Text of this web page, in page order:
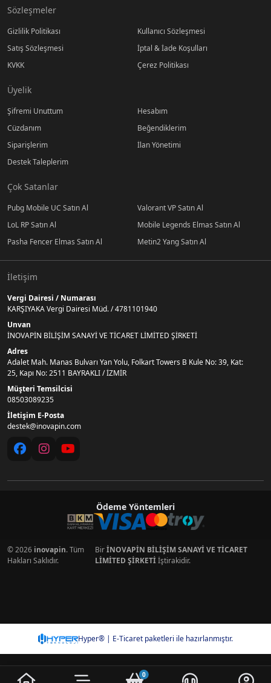
0
Sözleşmeler
Gizlilik Politikası
Kullanıcı Sözleşmesi
Satış Sözleşmesi
İptal & İade Koşulları
KVKK
Çerez Politikası
Üyelik
Şifremi Unuttum
Hesabım
Cüzdanım
Beğendiklerim
Siparişlerim
İlan Yönetimi
Destek Taleplerim
Çok Satanlar
Pubg Mobile UC Satın Al
Valorant VP Satın Al
LoL RP Satın Al
Mobile Legends Elmas Satın Al
Pasha Fencer Elmas Satın Al
Metin2 Yang Satın Al
İletişim
Vergi Dairesi / Numarası
KARŞIYAKA Vergi Dairesi Müd. / 4781101940
Unvan
İNOVAPİN BİLİŞİM SANAYİ VE TİCARET LİMİTED ŞİRKETİ
Adres
Adalet Mah. Manas Bulvarı Yan Yolu, Folkart Towers B Kule No: 39, Kat:
25, Kapı No: 2511 BAYRAKLI / İZMİR
Müşteri Temsilcisi
08503089235
İletişim E-Posta
destek@inovapin.com
Ödeme Yöntemleri
© 2026 inovapin. Tüm
Hakları Saklıdır.
BirİNOVAPİN BİLİŞİM SANAYİ VE TİCARET
LİMİTED ŞİRKETİİştirakidir.
Hyper® | E-Ticaret paketleri ile hazırlanmıştır.